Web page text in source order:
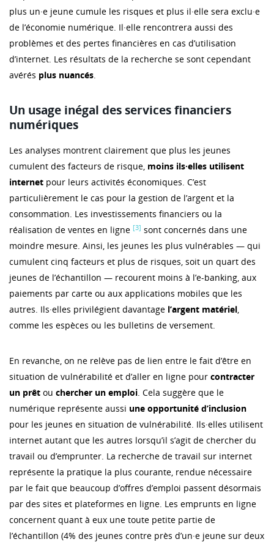
plus un·e jeune cumule les risques et plus il·elle sera exclu·e
de l’économie numérique. Il·elle rencontrera aussi des
problèmes et des pertes financières en cas d’utilisation
d’internet. Les résultats de la recherche se sont cependant
avérés plus nuancés.
Un usage inégal des services financiers
numériques
Les analyses montrent clairement que plus les jeunes
cumulent des facteurs de risque, moins ils·elles utilisent
internet pour leurs activités économiques. C’est
particulièrement le cas pour la gestion de l’argent et la
consommation. Les investissements financiers ou la
réalisation de ventes en ligne [3] sont concernés dans une
moindre mesure. Ainsi, les jeunes les plus vulnérables — qui
cumulent cinq facteurs et plus de risques, soit un quart des
jeunes de l’échantillon — recourent moins à l’e-banking, aux
paiements par carte ou aux applications mobiles que les
autres. Ils·elles privilégient davantage l’argent matériel,
comme les espèces ou les bulletins de versement.
En revanche, on ne relève pas de lien entre le fait d’être en
situation de vulnérabilité et d’aller en ligne pour contracter
un prêt ou chercher un emploi. Cela suggère que le
numérique représente aussi une opportunité d’inclusion
pour les jeunes en situation de vulnérabilité. Ils·elles utilisent
internet autant que les autres lorsqu’il s’agit de chercher du
travail ou d’emprunter. La recherche de travail sur internet
représente la pratique la plus courante, rendue nécessaire
par le fait que beaucoup d’offres d’emploi passent désormais
par des sites et plateformes en ligne. Les emprunts en ligne
concernent quant à eux une toute petite partie de
l’échantillon (4% des jeunes contre près d’un·e jeune sur deux